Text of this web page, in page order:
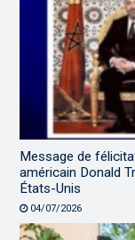
Message de
américain Donald
États-Unis
04/07/2026